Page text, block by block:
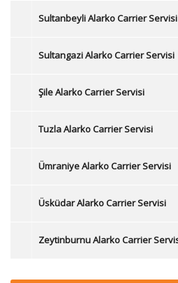
Sultanbeyli Alarko Carrier Servisi
Sultangazi Alarko Carrier Servisi
Şile Alarko Carrier Servisi
Tuzla Alarko Carrier Servisi
Ümraniye Alarko Carrier Servisi
Üsküdar Alarko Carrier Servisi
Zeytinburnu Alarko Carrier